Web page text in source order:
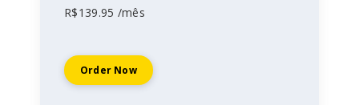
R$139.95 /mês
Order Now